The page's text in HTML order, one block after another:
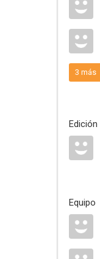
3 más
Edición
Equipo